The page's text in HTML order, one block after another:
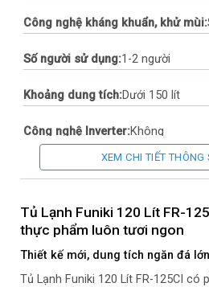
Công nghệ kháng khuẩn, khử mùi:
Số người sử dụng:1-2 người
Khoảng dung tích:Dưới 150 lít
Công nghệ Inverter:Không
Kiểu tủ:Ngăn đá trên
Chất liệu cửa tủ lạnh:
Kích thước:(RxCxS): 490x1198x582
Trọng lượng:29.5kg
XEM CHI TIẾT THÔNG
Tủ Lạnh Funiki 120 Lít FR-
thực phẩm luôn tươi ngon
Thiết kế mới, dung tích ngăn đá
Tủ Lạnh Funiki 120 Lít FR-125CI